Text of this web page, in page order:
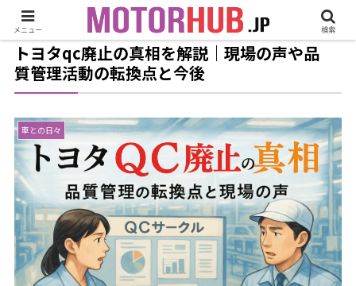
トヨタqc廃止の真相を解説｜現場の声や品
質管理活動の転換点と今後
車との日々
メニュー 検索